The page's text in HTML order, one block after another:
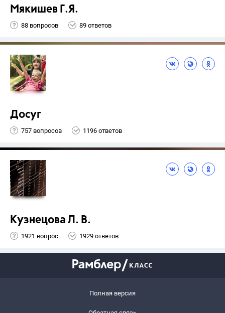
Мякишев Г.Я.
88 вопросов 89 ответов
Досуг
757 вопросов 1196 ответов
Кузнецова Л. В.
1921 вопрос 1929 ответов
Полная версия